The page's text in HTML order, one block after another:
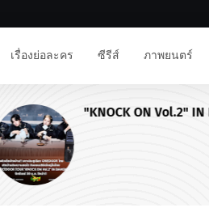
เรื่องย่อละคร ซีรีส์ ภาพยนตร์
"KNOCK ON Vol.2" IN